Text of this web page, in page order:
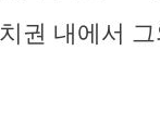
권 내에서